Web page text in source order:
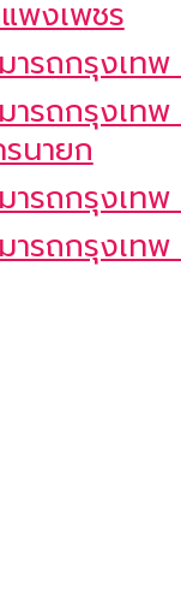
พงเพชร
ารถกรุงเท
ารถกรุงเท
นายก
ารถกรุงเท
ารถกรุงเท